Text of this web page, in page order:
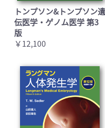
お買い物を続ける
トンプソン&トンプソン遺
伝医学・ゲノム医学 第3
版
￥12,100